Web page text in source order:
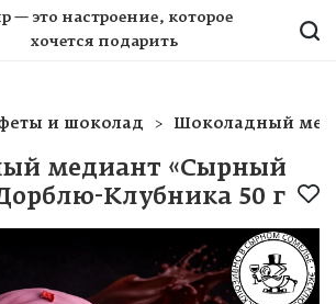
— это настроение, которое
хочется подарить
и шоколад Шоколадный
медиант «Сырный
Клубника 50 г